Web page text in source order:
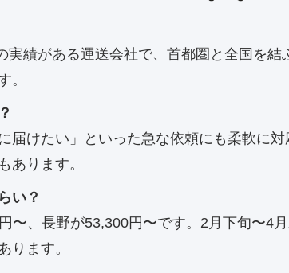
績がある運送会社で、首都圏と全国を結
。
届けたい」といった急な依頼にも柔軟に対
あります。
い？
〜、長野が53,300円〜です。2月下旬〜4
ります。